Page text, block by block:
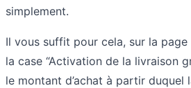
simplement.
Il vous suffit pour cela, sur la page
la case “Activation de la livraison
le montant d’achat à partir duquel